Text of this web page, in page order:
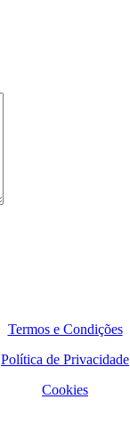
Termos e Condições
Política de Privacidade
Cookies